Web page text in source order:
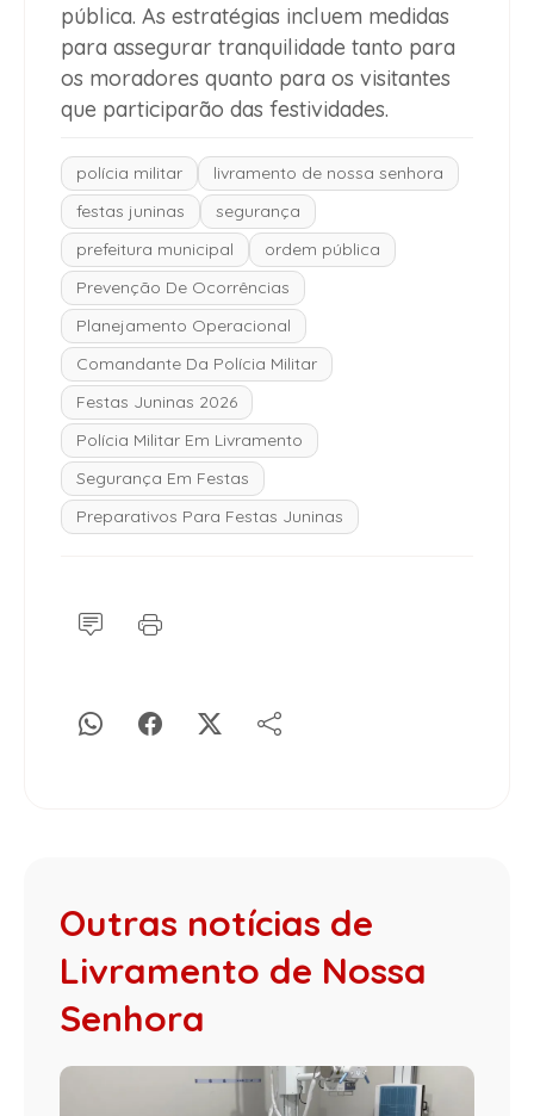
pública. As estratégias incluem medidas
para assegurar tranquilidade tanto para
os moradores quanto para os visitantes
que participarão das festividades.
polícia militar
livramento de nossa senhora
festas juninas
segurança
prefeitura municipal
ordem pública
Prevenção De Ocorrências
Planejamento Operacional
Comandante Da Polícia Militar
Festas Juninas 2026
Polícia Militar Em Livramento
Segurança Em Festas
Preparativos Para Festas Juninas
Outras notícias de
Livramento de Nossa
Senhora